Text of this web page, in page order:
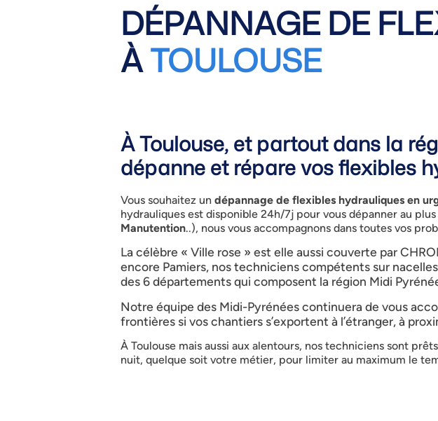
DÉPANNAGE DE
ÀTOULOUSE
À Toulouse, et partout dans la
dépanne et répare vos flexibles
Vous souhaitez un dépannage de flexibles hydrauliques en
hydrauliques est disponible 24h/7j pour vous dépanner au
Manutention..), nous vous accompagnons dans toutes vos
La célèbre « Ville rose » est elle aussi couverte par
encore Pamiers, nos techniciens compétents sur
des 6 départements qui composent la région Midi
Notre équipe des Midi-Pyrénées continuera de vous
frontières si vos chantiers s’exportent à l’étranger, à
À Toulouse mais aussi aux alentours, nos techniciens sont
nuit, quelque soit votre métier, pour limiter au maximum le